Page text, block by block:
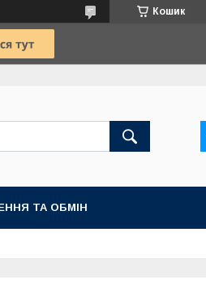
Кошик
ТА ОБМІН